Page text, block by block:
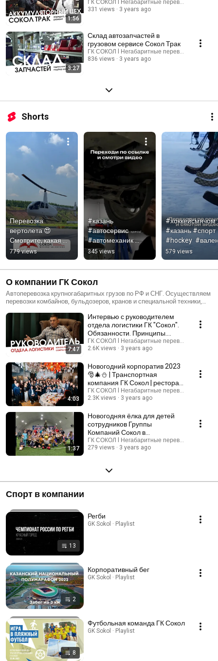
(987) 424-27-25 https://sokoltruck.ru/
1:56
ГК СОКОЛ l Негабаритные перевозки
331 views
3 years ago
3:27
Склад автозапчастей в
грузовом сервисе Сокол Трак
ГК СОКОЛ l Негабаритные перевозки
836 views
3 years ago
Shorts
Перевозка
вертолета 😍
Смотрите, какая
красота!
#вертолёты
#перевозкагруза
#транспортнаяком
779 views
#казань
#автосервис
#автомеханик
#автомобиль
345 views
#хоккейсмячом
#казань #спорт
#hockey
579 views
О компании ГК Сокол
Автоперевозка крупногабаритных грузов по РФ и СНГ. Осуществляем
перевозки комбайнов, бульдозеров, кранов и специальной техники,
аренду трала с проверенными водителями. Проверенные логисты
помогут своевременно и качественно перевезти любой груз,
подготовить разрешение на негабарит и сопровождение в случае
необходимости. В нашей фирме работают проверенные,
профессиональные водители и экспедиторы, которые отлично знают
свою профессию. Есть страхование грузов. Ждем звонка!
7:47
Интервью с руководителем
отдела логистики ГК "Сокол".
Обязанности. Принципы.
Советы начинающим.
ГК СОКОЛ l Негабаритные перевозки
2.6K views
3 years ago
4:03
Новогодний корпоратив 2023
🎅🎄⛄ | Транспортная
компания ГК Сокол | ресторан
Lucianо | г. Казань
ГК СОКОЛ l Негабаритные перевозки
2.3K views
3 years ago
1:37
Новогодняя ёлка для детей
сотрудников Группы
Компаний Сокол в
футбольным манеже Физра г.
Казань
ГК СОКОЛ l Негабаритные перевозки
279 views
3 years ago
Спорт в компании
13
Регби
GK Sokol · Playlist
2
Корпоративный бег
GK Sokol · Playlist
8
Футбольная команда ГК Сокол
GK Sokol · Playlist